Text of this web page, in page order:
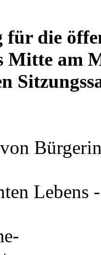
für die
Mitte am
Lebens